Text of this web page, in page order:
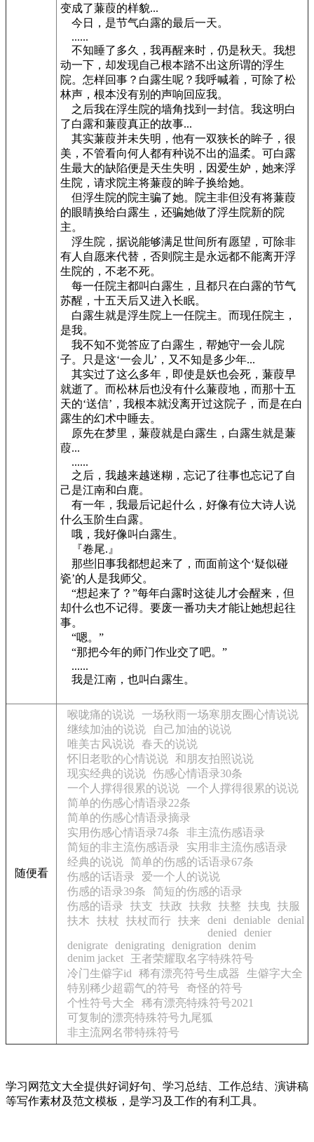
变成了蒹葭的样貌...
今日，是节气白露的最后一天。
......
不知睡了多久，我再醒来时，仍是秋天。我想
动一下，却发现自己根本踏不出这所谓的浮生
院。怎样回事？白露生呢？我呼喊着，可除了松
林声，根本没有别的声响回应我。
之后我在浮生院的墙角找到一封信。我这明白
了白露和蒹葭真正的故事...
其实蒹葭并未失明，他有一双狭长的眸子，很
美，不管看向何人都有种说不出的温柔。可白露
生最大的缺陷便是天生失明，因爱生妒，她来浮
生院，请求院主将蒹葭的眸子换给她。
但浮生院的院主骗了她。院主非但没有将蒹葭
的眼睛换给白露生，还骗她做了浮生院新的院
主。
浮生院，据说能够满足世间所有愿望，可除非
有人自愿来代替，否则院主是永远都不能离开浮
生院的，不老不死。
每一任院主都叫白露生，且都只在白露的节气
苏醒，十五天后又进入长眠。
白露生就是浮生院上一任院主。而现任院主，
是我。
我不知不觉答应了白露生，帮她守一会儿院
子。只是这‘一会儿’，又不知是多少年...
其实过了这么多年，即使是妖也会死，蒹葭早
就逝了。而松林后也没有什么蒹葭地，而那十五
天的‘送信’，我根本就没离开过这院子，而是在白
露生的幻术中睡去。
原先在梦里，蒹葭就是白露生，白露生就是蒹
葭...
......
之后，我越来越迷糊，忘记了往事也忘记了自
己是江南和白鹿。
有一年，我最后记起什么，好像有位大诗人说
什么玉阶生白露。
哦，我好像叫白露生。
『卷尾.』
那些旧事我都想起来了，而面前这个‘疑似碰
瓷’的人是我师父。
“想起来了？”每年白露时这徒儿才会醒来，但
却什么也不记得。要废一番功夫才能让她想起往
事。
“嗯。”
“那把今年的师门作业交了吧。”
......
我是江南，也叫白露生。
随便看
喉咙痛的说说
一场秋雨一场寒朋友圈心情说说
继续加油的说说
自己加油的说说
唯美古风说说 春天的说说
怀旧老歌的心情说说 和朋友拍照说说
现实经典的说说 伤感心情语录30条
一个人撑得很累的说说
一个人撑得很累的说说
简单的伤感心情语录22条
简单的伤感心情语录摘录
实用伤感心情语录74条
非主流伤感语录
简短的非主流伤感语录
实用非主流伤感语录
经典的说说
简单的伤感的话语录67条
伤感的话语录
爱一个人的说说
伤感的语录39条
简短的伤感的语录
伤感的语录
扶支 扶政 扶救 扶整 扶曳
扶服
扶木
扶杖 扶杖而行 扶来 deni deniable denial
denied
denier
denigrate denigrating denigration
denim
denim jacket
王者荣耀取名字特殊符号
冷门生僻字id
稀有漂亮符号生成器
生僻字大全
特别稀少超霸气的符号 奇怪的符号
个性符号大全
稀有漂亮特殊符号2021
可复制的漂亮特殊符号九尾狐
非主流网名带特殊符号
学习网范文大全提供好词好句、学习总结、工作总结、演讲稿
等写作素材及范文模板，是学习及工作的有利工具。